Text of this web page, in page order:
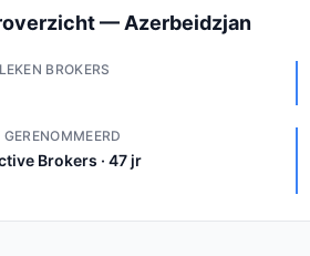
— Azerbeidzjan
BROKERS
GERENOMMEERD
Brokers · 47 jr